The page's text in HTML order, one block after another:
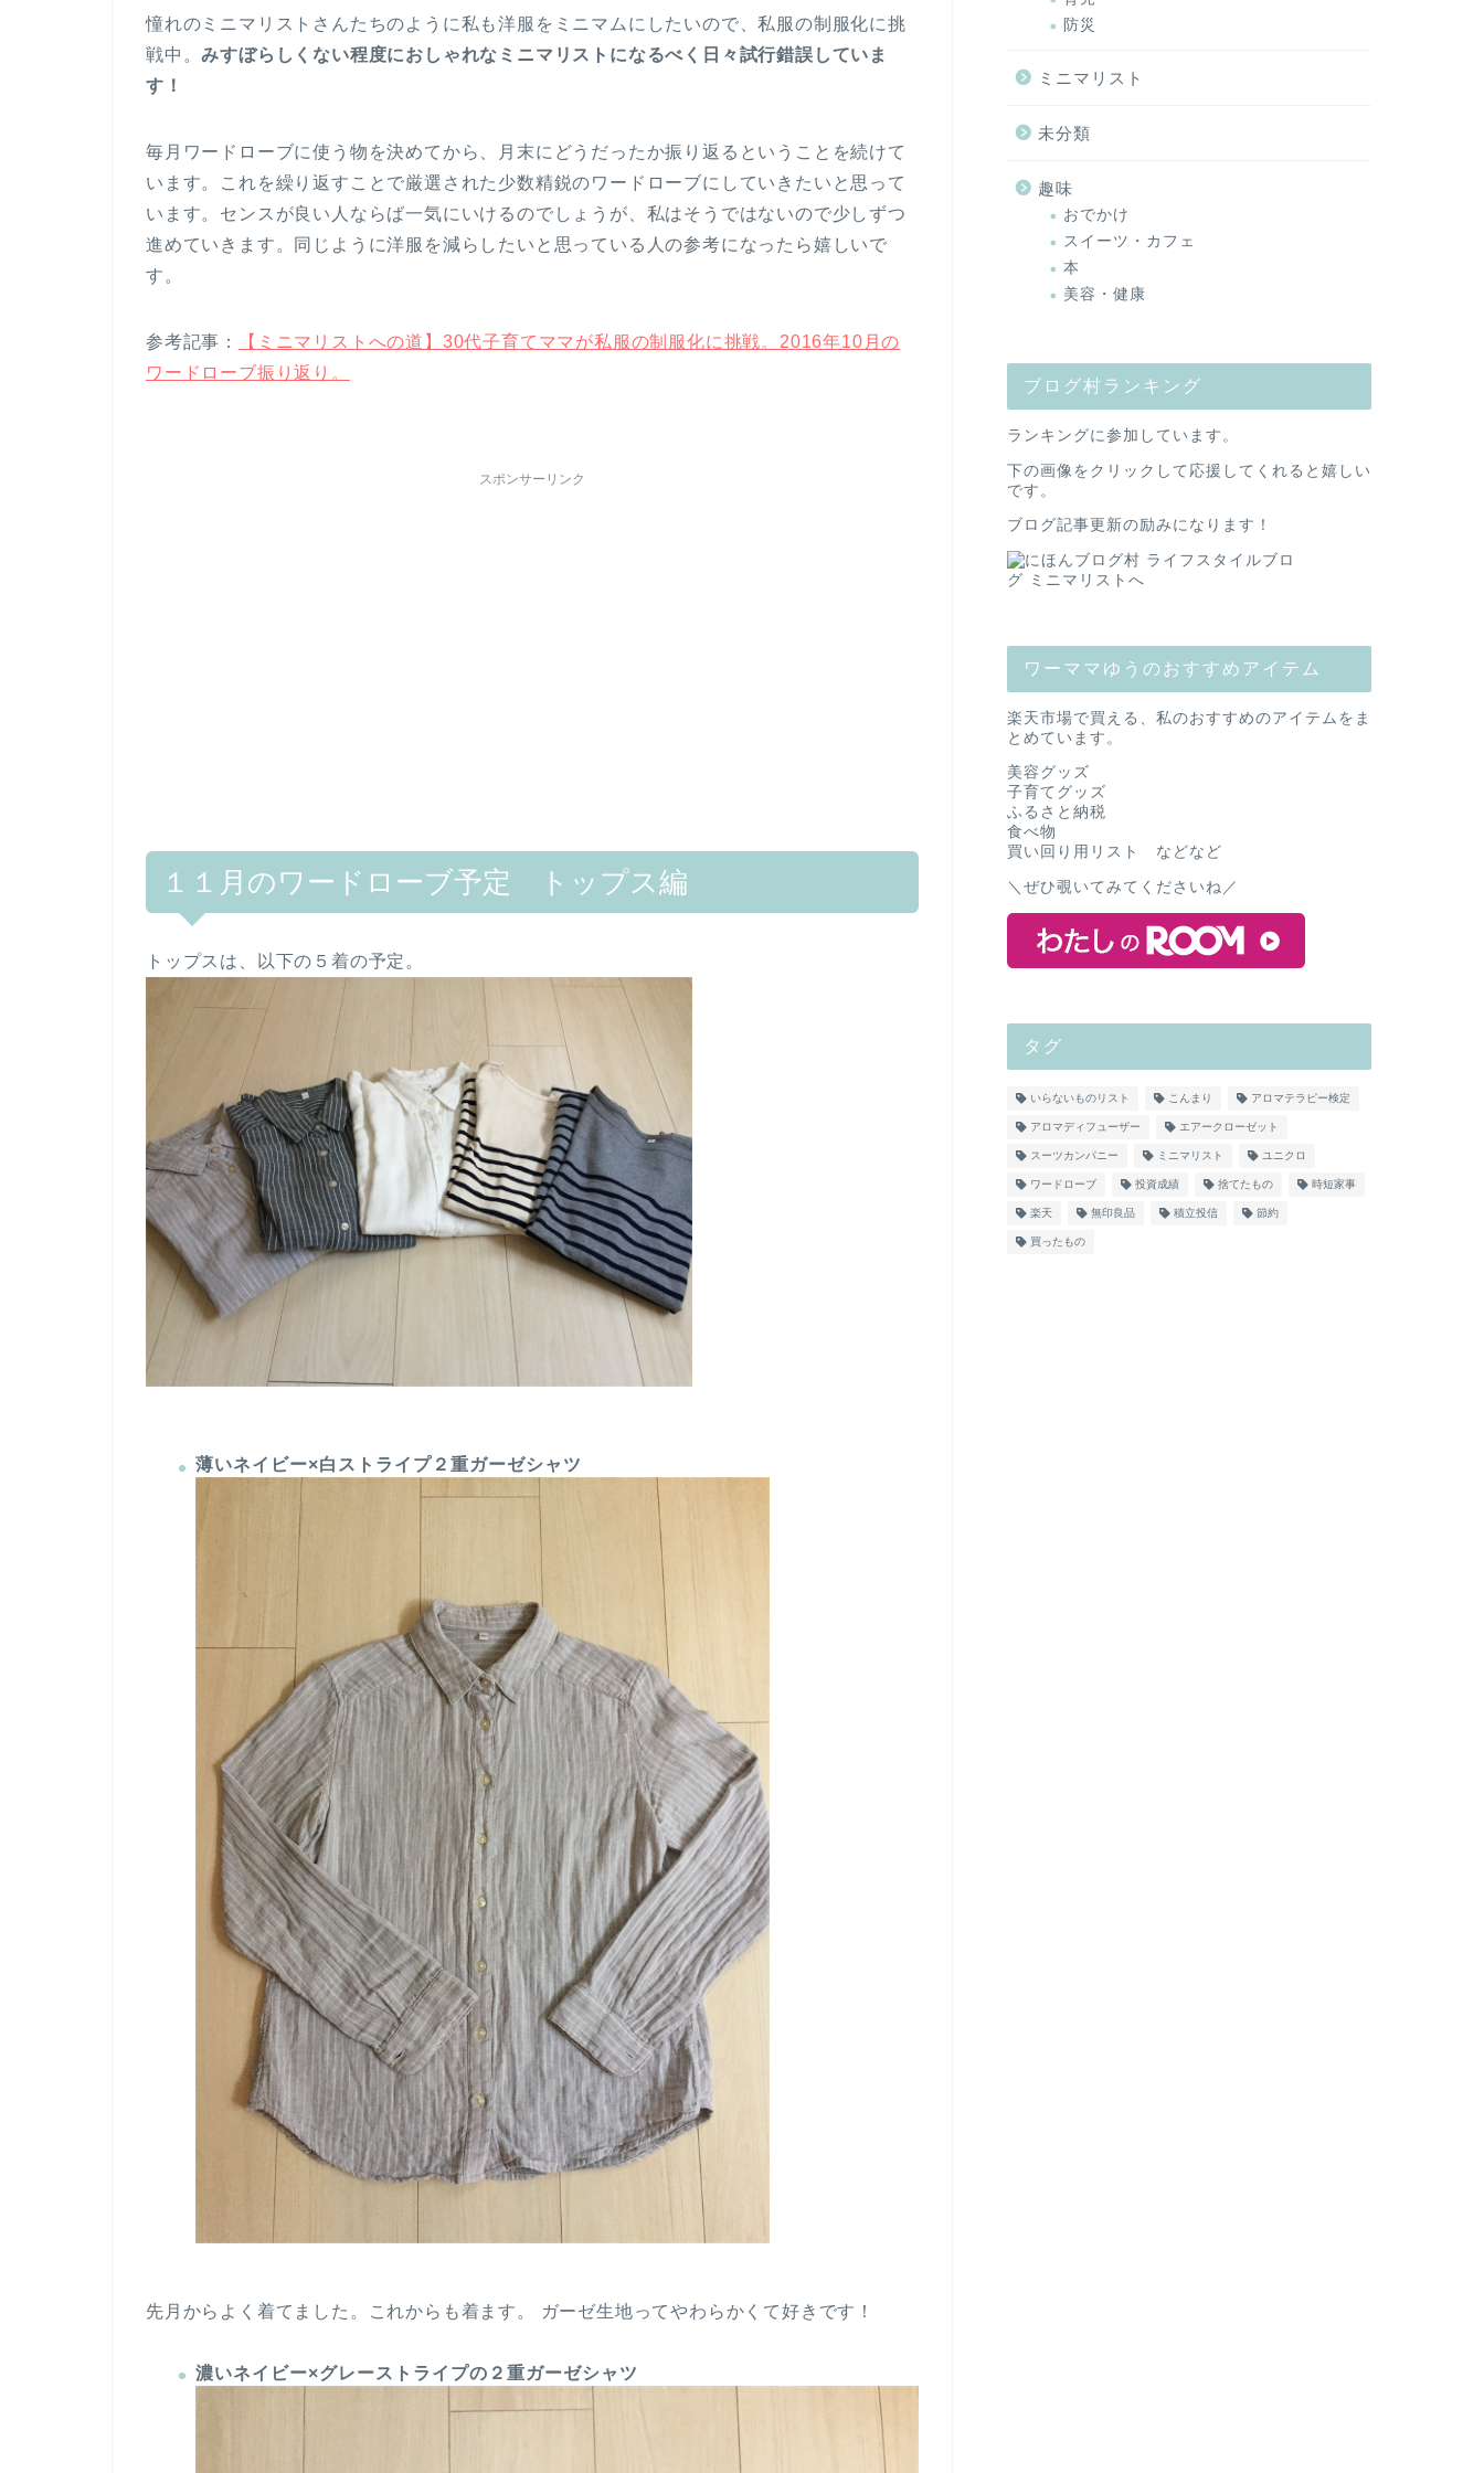
憧れのミニマリストさんたちのように私も洋服をミニマムにしたいので、私服の制服化に挑
戦中。みすぼらしくない程度におしゃれなミニマリストになるべく日々試行錯誤していま
す！
毎月ワードローブに使う物を決めてから、月末にどうだったか振り返るということを続けて
います。これを繰り返すことで厳選された少数精鋭のワードローブにしていきたいと思って
います。センスが良い人ならば一気にいけるのでしょうが、私はそうではないので少しずつ
進めていきます。同じように洋服を減らしたいと思っている人の参考になったら嬉しいで
す。
参考記事：
【ミニマリストへの道】30代子育てママが私服の制服化に挑戦。2016年10月の
ワードローブ振り返り。
スポンサーリンク
１１月のワードローブ予定 トップス編
トップスは、以下の５着の予定。
薄いネイビー×白ストライプ２重ガーゼシャツ
先月からよく着てました。これからも着ます。 ガーゼ生地ってやわらかくて好きです！
濃いネイビー×グレーストライプの２重ガーゼシャツ
防災
ミニマリスト
未分類
趣味
おでかけ
スイーツ・カフェ
本
美容・健康
ブログ村ランキング
ランキングに参加しています。
下の画像をクリックして応援してくれると嬉しい
です。
ブログ記事更新の励みになります！
ワーママゆうのおすすめアイテム
楽天市場で買える、私のおすすめのアイテムをま
とめています。
美容グッズ
子育てグッズ
ふるさと納税
食べ物
買い回り用リスト などなど
＼ぜひ覗いてみてくださいね／
タグ
いらないものリスト こんまり アロマテラピー検定
アロマディフューザー エアークローゼット
スーツカンパニー ミニマリスト ユニクロ
ワードローブ 投資成績 捨てたもの 時短家事
楽天 無印良品 積立投信 節約
買ったもの